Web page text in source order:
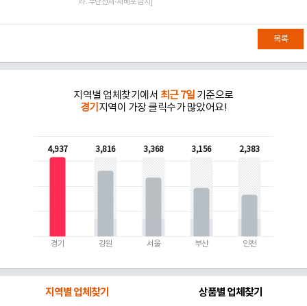
목록
지역별 업체찾기에서 최근 7일 기준으로
경기 지역이 가장 클릭수가 많았어요!
4,937
경기
3,816
강원
3,368
서울
3,156
부산
2,383
인천
지역별 업체찾기 상품별 업체찾기